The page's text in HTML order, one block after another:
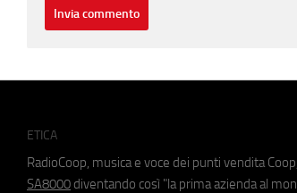
ETICA
RadioCoop, musica e voce dei punti vendita
SA8000 diventando così "la prima azienda al